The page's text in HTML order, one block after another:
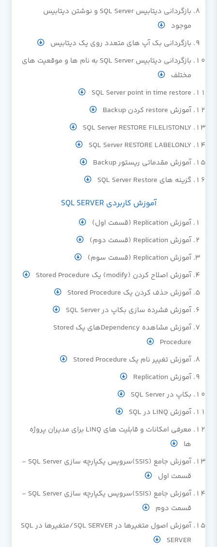
بازگردانی دیتابیس SQL Server و نوشتن دیتابیس
موجود
بازگردانی بک آپ های متعدد روی یک دیتابیس
بازگردانی دیتابیس SQL Server به نام ها و موقعیت های
مختلف
SQL Server point in time restore
آموزش restore کردن Backup
SQL Server RESTORE FILELISTONLY
SQL Server RESTORE LABELONLY
آموزش مقدماتی ریستور Backup
گزینه های SQL Server Restore
آموزش کاربردی SQL SERVER
آموزش Replication (قسمت اول)
آموزش Replication (قسمت دوم)
آموزش Replication (قسمت سوم)
آموزش اصلاح کردن (modify) یک Stored Procedure
آموزش حذف کردن یک Stored Procedure
آموزش فشرده سازی بکاپ در SQL Server
آموزش مشاهده Dependencyهای یک Stored
Procedure
آموزش تغییر نام یک Stored Procedure
آموزش Replication
بکاپ در SQL Server
آموزش LINQ در SQL
معرفی امکانات و قابلیت های LINQ برای مدیران پروژه
ها
آموزش جامع (SSIS)سرویس یکپارچه سازی SQL Server -
قسمت اول
آموزش جامع (SSIS)سرویس یکپارچه سازی SQL Server -
قسمت دوم
آموزش اصول متغيرها در SQL SERVER/متغيرها در SQL
SERVER